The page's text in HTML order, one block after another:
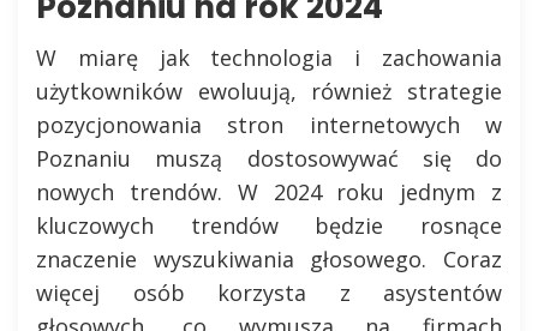
W miarę jak technologia i zachowania
użytkowników ewoluują, również strategie
pozycjonowania stron internetowych w
Poznaniu muszą dostosowywać się do
nowych trendów. W 2024 roku jednym z
kluczowych trendów będzie rosnące
znaczenie wyszukiwania głosowego. Coraz
więcej osób korzysta z asystentów